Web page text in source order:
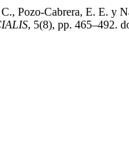
Pozo-Cabrera, E. E. y
, 5(8), pp. 465–492.